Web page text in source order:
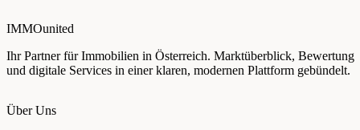
IMMOunited
Ihr Partner für Immobilien in Österreich. Marktüberblick, Bewertung
und digitale Services in einer klaren, modernen Plattform gebündelt.
Über Uns